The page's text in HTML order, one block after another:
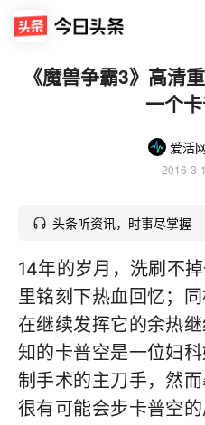
《魔兽争霸3》高清
一个卡
爱活
2016-3-
头条听资讯，时事尽掌握
14年的岁月，洗刷不
里铭刻下热血回忆；
在继续发挥它的余热
知的卡普空是一位妇
制手术的主刀手，然
很有可能会步卡普空